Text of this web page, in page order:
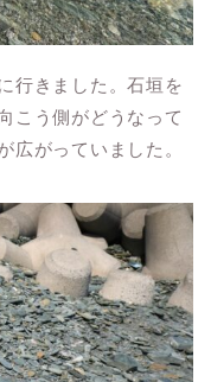
行きました。石垣を
こう側がどうなって
広がっていました。